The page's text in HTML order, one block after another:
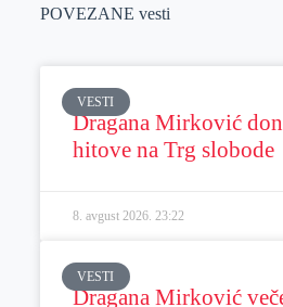
POVEZANE vesti
VESTI
Dragana Mirković
hitove na Trg slobode
8. avgust 2026. 23:22
VESTI
Dragana Mirković